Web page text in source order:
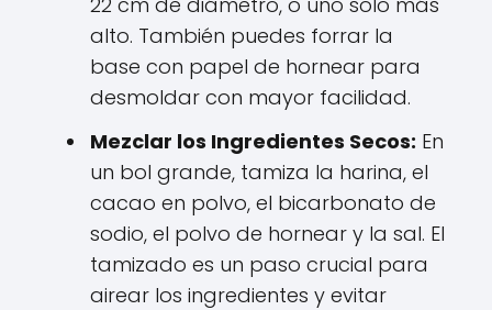
alto. También puedes forrar la
base con papel de hornear para
desmoldar con mayor facilidad.
Mezclar los Ingredientes Secos: En
un bol grande, tamiza la harina, el
cacao en polvo, el bicarbonato de
sodio, el polvo de hornear y la sal. El
tamizado es un paso crucial para
airear los ingredientes y evitar